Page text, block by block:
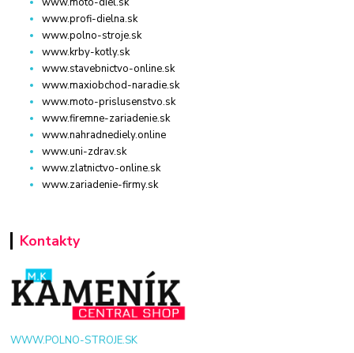
www.profi-dielna.sk
www.polno-stroje.sk
www.krby-kotly.sk
www.stavebnictvo-online.sk
www.maxiobchod-naradie.sk
www.moto-prislusenstvo.sk
www.firemne-zariadenie.sk
www.nahradnediely.online
www.uni-zdrav.sk
www.zlatnictvo-online.sk
www.zariadenie-firmy.sk
Kontakty
WWW.POLNO-STROJE.SK